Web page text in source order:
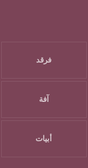
فرقد
آفة
أبيات